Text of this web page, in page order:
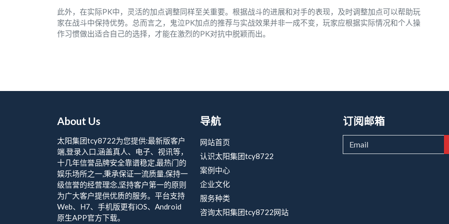
此外，在实际PK中，灵活的加点调整同样至关重要。根据战斗的进展和对手的表现，及时调整加点可以帮助玩
家在战斗中保持优势。总而言之，鬼泣PK加点的推荐与实战效果并非一成不变，玩家应根据实际情况和个人操
作习惯做出适合自己的选择，才能在激烈的PK对抗中脱颖而出。
About Us
太阳集团tcy8722为您提供:最新版客户
端,登录入口,涵盖真人、电子、视讯等，
十几年信誉品牌安全靠谱稳定,最热门的
娱乐场所之一,秉承保证一流质量,保持一
级信誉的经营理念,坚持客户第一的原则
为广大客户提供优质的服务。平台支持
Web、H7、手机版更有iOS、Android
原生APP官方下载。
导航
网站首页
认识太阳集团tcy8722
案例中心
企业文化
服务种类
咨询太阳集团tcy8722网站
订阅邮箱